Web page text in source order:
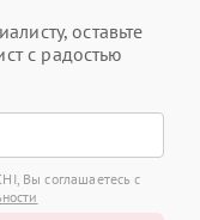
оставьте
с радостью
Вы соглашаетесь с